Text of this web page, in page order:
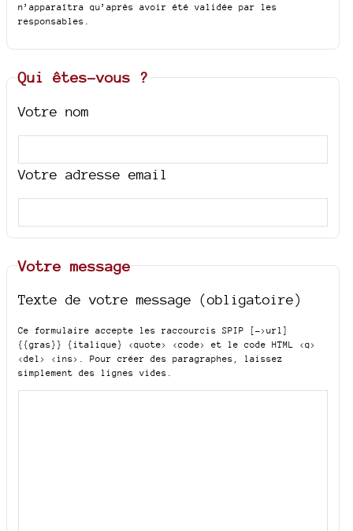
n’apparaîtra qu’après avoir été validée par les
responsables.
Qui êtes-vous ?
Votre nom
Votre adresse email
Votre message
Texte de votre message (obligatoire)
Ce formulaire accepte les raccourcis SPIP
[->url]
{{gras}} {italique} <quote> <code>
et le code HTML <q>
<del> <ins> . Pour créer des paragraphes, laissez
simplement des lignes vides.